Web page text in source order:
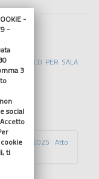
LCD PER SALA
4241 / 2025 Atto
-
-
3
social
ti